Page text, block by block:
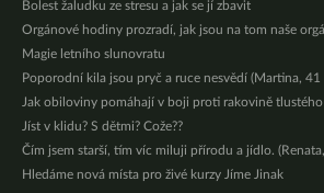
Bolest žaludku ze stresu a jak se jí zbavit
Orgánové hodiny prozradí, jak jsou na tom naše
Magie letního slunovratu
Poporodní kila jsou pryč a ruce nesvědí (Martina, 41
Jak obiloviny pomáhají v boji proti rakovině tlustého
Jíst v klidu? S dětmi? Cože??
Čím jsem starší, tím víc miluji přírodu a jídlo.
Hledáme nová místa pro živé kurzy Jíme Jinak